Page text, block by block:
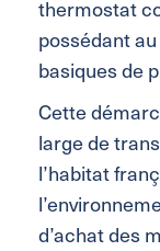
thermostat
possédant
basiques de
Cette
large de
l’habitat
d’achat des